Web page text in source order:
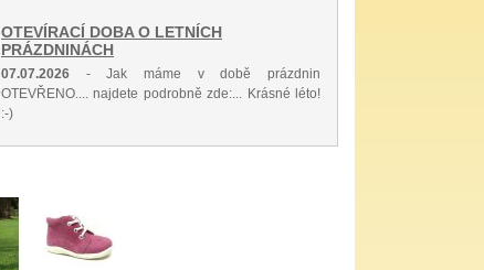
OTEVÍRACÍ DOBA O LETNÍCH
PRÁZDNINÁCH
07.07.2026 - Jak máme v době prázdnin
OTEVŘENO.... najdete podrobně zde:... Krásné léto!
:-)